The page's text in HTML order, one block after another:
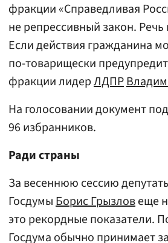
фракции «Справедливая
не репрессивный закон.
Если действия гражданина
по-товарищески
фракции лидерЛДПР
На голосовании документ
96 избранников.
Ради страны
За весеннюю сессию
ГосдумыБорис Грызловеще
это рекордные показатели.
Госдума обычно принимает